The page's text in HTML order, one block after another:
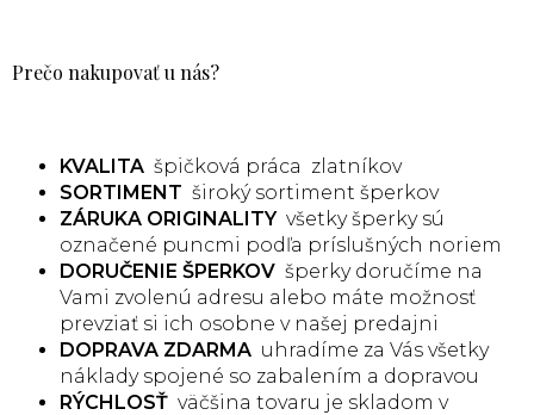
Prečo nakupovať u nás?
KVALITA špičková práca zlatníkov
SORTIMENT široký sortiment šperkov
ZÁRUKA ORIGINALITY všetky šperky sú
označené puncmi podľa príslušných noriem
DORUČENIE ŠPERKOV šperky doručíme na
Vami zvolenú adresu alebo máte možnosť
prevziať si ich osobne v našej predajni
DOPRAVA ZDARMA uhradíme za Vás všetky
náklady spojené so zabalením a dopravou
RÝCHLOSŤ väčšina tovaru je skladom v